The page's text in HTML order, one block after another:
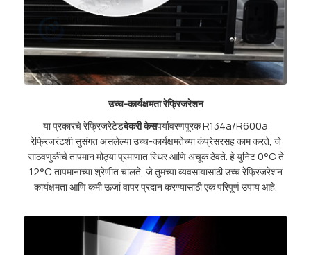
उच्च-कार्यक्षमता रेफ्रिजरेशन
या प्रकारचे रेफ्रिजरेटेडबेकरी केसपर्यावरणपूरक R134a/R600a
रेफ्रिजरंटशी सुसंगत असलेल्या उच्च-कार्यक्षमतेच्या कंप्रेसरसह काम करते, जे
साठवणुकीचे तापमान मोठ्या प्रमाणात स्थिर आणि अचूक ठेवते. हे युनिट 0°C ते
12°C तापमानाच्या श्रेणीत चालते, जे तुमच्या व्यवसायासाठी उच्च रेफ्रिजरेशन
कार्यक्षमता आणि कमी ऊर्जा वापर प्रदान करण्यासाठी एक परिपूर्ण उपाय आहे.